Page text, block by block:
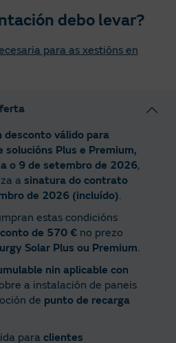
debo levar?
para as xestións en
válido para
Plus e Premium,
o 9 de setembro de 2026,
a sinatura do contrato
de 2026 (incluído).
estas condicións
de 570 €no prezo
Solar Plus ou Premium.
nin aplicable con
a instalación de paneis
de punto de recarga
para clientes